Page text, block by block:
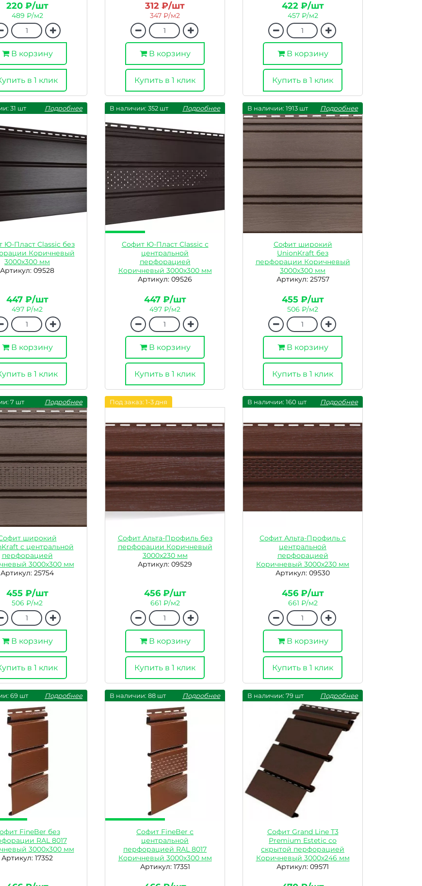
220 ₽/шт
489 ₽/м2
В корзину
в 1 клик
312 ₽/шт
347 ₽/м2
В корзину
Купить в 1 клик
422 ₽/шт
457 ₽/м2
В корзину
Купить в 1 клик
31 шт Подробнее
Ю-Пласт Classic без
Коричневый
3000х300 мм
Артикул: 09528
447 ₽/шт
497 ₽/м2
В корзину
в 1 клик
В наличии: 352 шт Подробнее
Софит Ю-Пласт Classic с
центральной
перфорацией
Коричневый 3000х300 мм
Артикул: 09526
447 ₽/шт
497 ₽/м2
В корзину
Купить в 1 клик
В наличии: 1913 шт Подробнее
Софит широкий
UnionKraft без
перфорации Коричневый
3000х300 мм
Артикул: 25757
455 ₽/шт
506 ₽/м2
В корзину
Купить в 1 клик
7 шт Подробнее
широкий
с центральной
перфорацией
3000х300 мм
Артикул: 25754
455 ₽/шт
506 ₽/м2
В корзину
в 1 клик
Под заказ: 1-3 дня
Софит Альта-Профиль без
перфорации Коричневый
3000х230 мм
Артикул: 09529
456 ₽/шт
661 ₽/м2
В корзину
Купить в 1 клик
В наличии: 160 шт Подробнее
Софит Альта-Профиль с
центральной
перфорацией
Коричневый 3000х230 мм
Артикул: 09530
456 ₽/шт
661 ₽/м2
В корзину
Купить в 1 клик
69 шт Подробнее
FineBer без
RAL 8017
3000х300 мм
Артикул: 17352
В наличии: 88 шт Подробнее
Софит FineBer с
центральной
перфорацией RAL 8017
Коричневый 3000х300 мм
Артикул: 17351
В наличии: 79 шт Подробнее
Софит Grand Line T3
Premium Estetic со
скрытой перфорацией
Коричневый 3000х246 мм
Артикул: 09571